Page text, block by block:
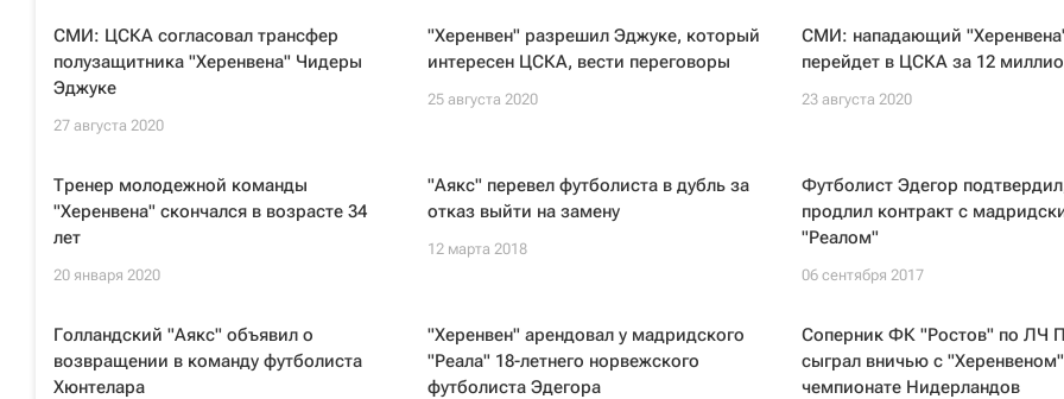
СМИ: ЦСКА согласовал трансфер
полузащитника "Херенвена" Чидеры
Эджуке
27 августа 2020
"Херенвен" разрешил Эджуке, который
интересен ЦСКА, вести переговоры
25 августа 2020
СМИ: нападающий
перейдет в ЦСКА за 12
23 августа 2020
Тренер молодежной команды
"Херенвена" скончался в возрасте 34
лет
20 января 2020
"Аякс" перевел футболиста в дубль за
отказ выйти на замену
12 марта 2018
Футболист Эдегор
продлил контракт с
"Реалом"
06 сентября 2017
Голландский "Аякс" объявил о
возвращении в команду футболиста
Хюнтелара
"Херенвен" арендовал у мадридского
"Реала" 18-летнего норвежского
футболиста Эдегора
Соперник ФК "Ростов" по ЛЧ
сыграл вничью с
чемпионате Нидерландов